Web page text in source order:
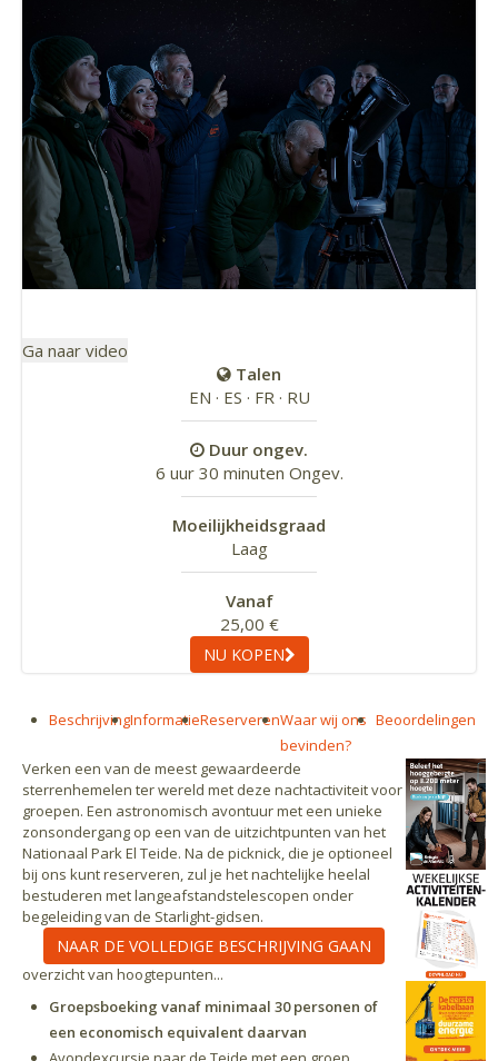
Ga naar video
Talen
EN · ES · FR · RU
Duur ongev.
6 uur 30 minuten Ongev.
Moeilijkheidsgraad
Laag
Vanaf
25,00 €
NU KOPEN
BeschrijvingInformatieReserverenWaar wij ons
bevinden?
Beoordelingen
Verken een van de meest gewaardeerde
sterrenhemelen ter wereld met deze nachtactiviteit voor
groepen. Een astronomisch avontuur met een unieke
zonsondergang op een van de uitzichtpunten van het
Nationaal Park El Teide. Na de picknick, die je optioneel
bij ons kunt reserveren, zul je het nachtelijke heelal
bestuderen met langeafstandstelescopen onder
begeleiding van de Starlight-gidsen.
NAAR DE VOLLEDIGE BESCHRIJVING GAAN
overzicht van hoogtepunten...
Groepsboeking vanaf minimaal 30 personen of
een economisch equivalent daarvan